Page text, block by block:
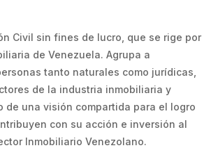
Civil sin fines de lucro, que se rige por
de Venezuela. Agrupa a
tanto naturales como jurídicas,
de la industria inmobiliaria y
de una visión compartida para el logro
con su acción e inversión al
Inmobiliario Venezolano.